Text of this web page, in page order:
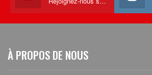
À PROPOS DE NOUS